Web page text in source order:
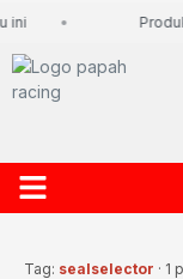
ini
Tag: sealselector · 1